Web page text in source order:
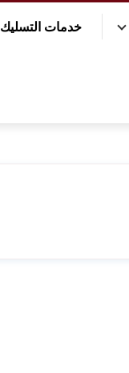
خدمات التسليك